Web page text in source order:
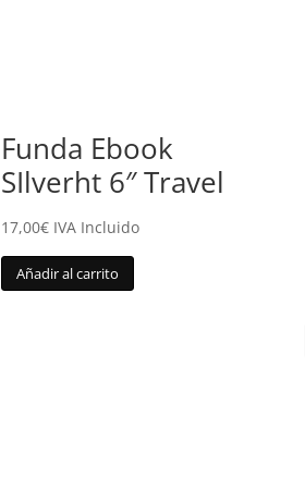
Funda Ebook
SIlverht 6″ Travel
17,00€ IVA Incluido
Añadir al carrito